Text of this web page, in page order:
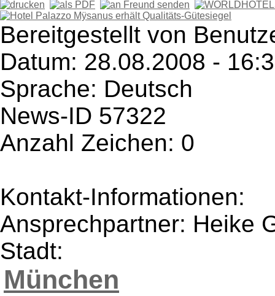
Bereitgestellt von
Datum: 28.08.2008 -
Sprache: Deutsch
News-ID 57322
Anzahl Zeichen: 0
Kontakt-Informationen:
Ansprechpartner: Heike
Stadt:
München